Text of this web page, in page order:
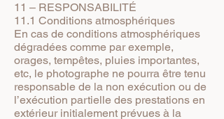
11 – RESPONSABILITÉ
11.1 Conditions atmosphériques
En cas de conditions atmosphériques
dégradées comme par exemple,
orages, tempêtes, pluies importantes,
etc, le photographe ne pourra être tenu
responsable de la non exécution ou de
l’exécution partielle des prestations en
extérieur initialement prévues à la